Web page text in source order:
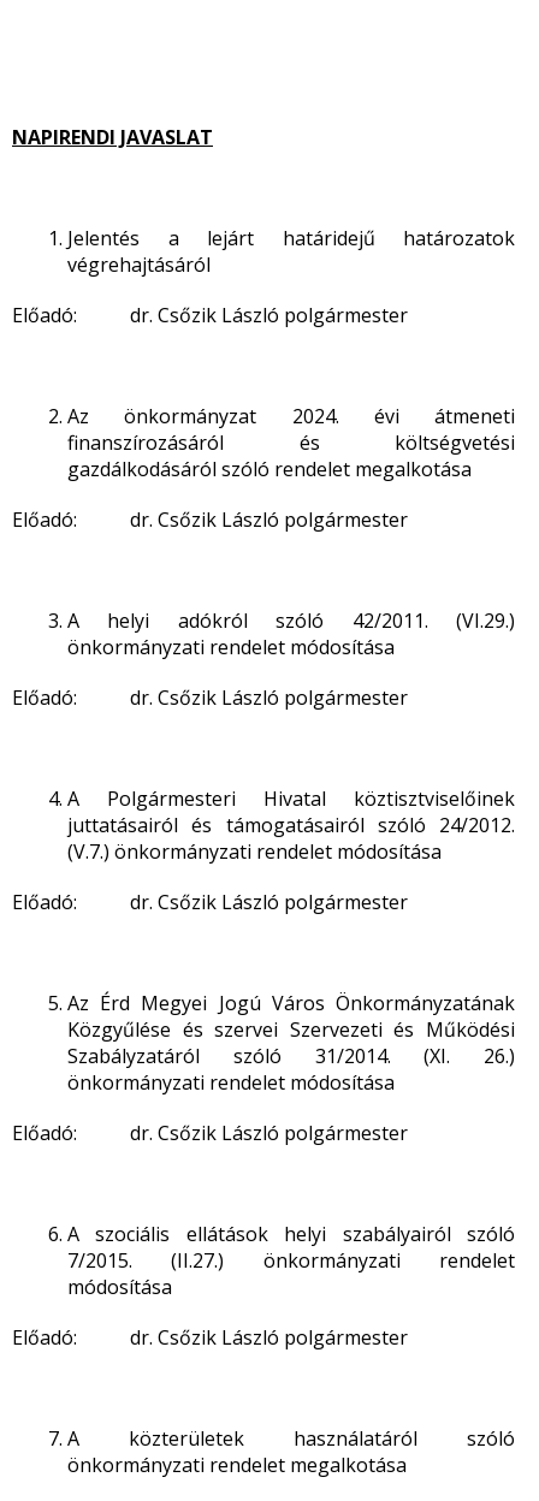
NAPIRENDI JAVASLAT
Jelentés a lejárt határidejű határozatok
végrehajtásáról
Előadó: dr. Csőzik László polgármester
Az önkormányzat 2024. évi átmeneti
finanszírozásáról és költségvetési
gazdálkodásáról szóló rendelet megalkotása
Előadó: dr. Csőzik László polgármester
A helyi adókról szóló 42/2011. (VI.29.)
önkormányzati rendelet módosítása
Előadó: dr. Csőzik László polgármester
A Polgármesteri Hivatal köztisztviselőinek
juttatásairól és támogatásairól szóló 24/2012.
(V.7.) önkormányzati rendelet módosítása
Előadó: dr. Csőzik László polgármester
Az Érd Megyei Jogú Város Önkormányzatának
Közgyűlése és szervei Szervezeti és Működési
Szabályzatáról szóló 31/2014. (XI. 26.)
önkormányzati rendelet módosítása
Előadó: dr. Csőzik László polgármester
A szociális ellátások helyi szabályairól szóló
7/2015. (II.27.) önkormányzati rendelet
módosítása
Előadó: dr. Csőzik László polgármester
A közterületek használatáról szóló
önkormányzati rendelet megalkotása